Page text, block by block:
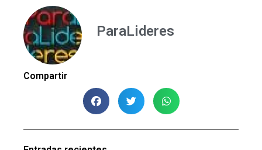
ParaLideres
Compartir